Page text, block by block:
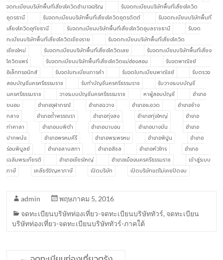
จดทะเบียนบริษัทพื้นที่เสี่ยงโควิดอำนาจเจริญ
รับจดทะเบียนบริษัทพื้นที่เสี่ยงโควิด
อุดรธานี
รับจดทะเบียนบริษัทพื้นที่เสี่ยงโควิดอุตรดิตถ์
รับจดทะเบียนบริษัทพื้นที่
เสี่ยงโควิดอุทัยธานี
รับจดทะเบียนบริษัทพื้นที่เสี่ยงโควิดอุบลราชธานี
รับจด
ทะเบียนบริษัทพื้นที่เสี่ยงโควิดเชียงราย
รับจดทะเบียนบริษัทพื้นที่เสี่ยงโควิด
เชียงใหม่
รับจดทะเบียนบริษัทพื้นที่เสี่ยงโควิดเลย
รับจดทะเบียนบริษัทพื้นที่เสี่ยง
โควิดแพร่
รับจดทะเบียนบริษัทพื้นที่เสี่ยงโควิดแม่ฮ่องสอน
รับจดพาณิชย์
อิเล็กทรอนิกส์
รับจดใบทะเบียนการค้า รับจดใบทะเบียนพาณิชย์
รับตรวจ
สอบบัญชีนครศรีธรรมราช
รับทำบัญชีนครศรีธรรมราช
รับวางระบบบัญชี
นครศรีธรรมราช
วางระบบบัญชีนครศรีธรรมราช หาผู้สอบบัญชี
อำเภอ
ขนอม
อำเภอจุฬาภรณ์ อำเภอฉวาง อำเภอชะอวด
อำเภอช้าง
กลาง
อำเภอถ้ำพรรณรา อำเภอทุ่งสง อำเภอทุ่งใหญ่
อำเภอ
ท่าศาลา
อำเภอนบพิตำ อำเภอนาบอน อำเภอบางขัน
อำเภอ
ปากพนัง
อำเภอพรหมคีรี อำเภอพระพรหม อำเภอพิปูน
อำเภอ
ร่อนพิบูลย์
อำเภอลานสกา อำเภอสิชล อำเภอหัวไทร
อำเภอ
เฉลิมพระเกียรติ
อำเภอเชียรใหญ่ อำเภอเมืองนครศรีธรรมราช
เข้าสู่ระบบ
ภาษี
เคลียร์ปัญหาภาษี เปิดบริษัท เปิดบริษัทแต่ไม่เคยปิดงบ
admin
พฤษภาคม 5, 2016
จดทะเบียนบริษัทท่องเที่ยว-จดทะเบียนบริษัททัวร์, จดทะเบียน
บริษัทท่องเที่ยว-จดทะเบียนบริษัททัวร์-ภาคใต้